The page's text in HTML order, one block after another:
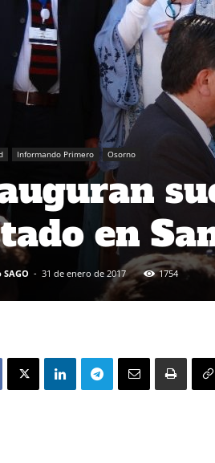
Informando Primero Osorno
en
SAGO - 31 de enero de 2017 1754